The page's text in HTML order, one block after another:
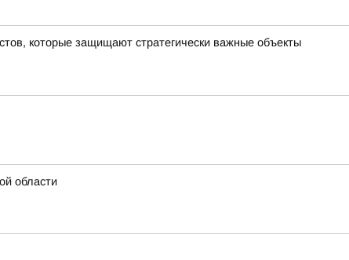
которые защищают стратегически важные объекты
области